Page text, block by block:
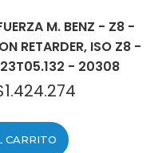
M. BENZ - Z8 -
RETARDER, ISO Z8 -
- 20308
1.424.274
CARRITO